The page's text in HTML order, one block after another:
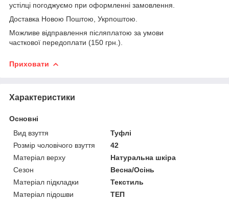
устілці погоджуємо при оформленні замовлення.
Доставка Новою Поштою, Укрпоштою.
Можливе відправлення післяплатою за умови
часткової передоплати (150 грн.).
Приховати
Характеристики
Основні
Вид взуття
Туфлі
Розмір чоловічого взуття
42
Матеріал верху
Натуральна шкіра
Сезон
Весна/Осінь
Матеріал підкладки
Текстиль
Матеріал підошви
ТЕП